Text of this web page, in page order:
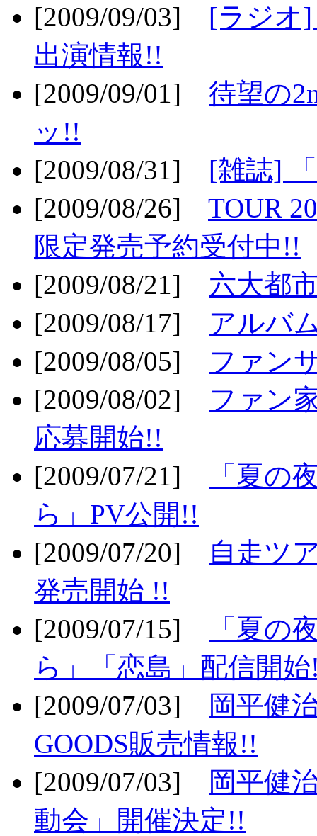
[2009/09/03] [ラジオ]
出演情報!!
[2009/09/01] 待望の
ッ!!
[2009/08/31] [雑誌]
[2009/08/26] TOUR
限定発売予約受付中!!
[2009/08/21] 六大都
[2009/08/17] アルバ
[2009/08/05] ファン
[2009/08/02] ファン
応募開始!!
[2009/07/21]
「夏の
ら」PV公開!!
[2009/07/20]
自走ツ
発売開始 !!
[2009/07/15]
「夏の
ら」「恋島」配信開
[2009/07/03]
岡平健
GOODS販売情報!!
[2009/07/03]
岡平健
動会」開催決定!!